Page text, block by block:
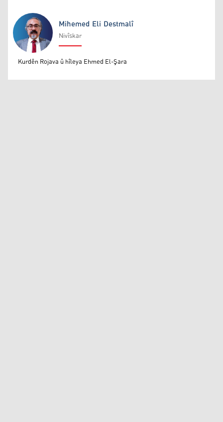
Mihemed Eli Destmalî
Mihemed Eli Destmalî
Nivîskar
Kurdên Rojava û hîleya Ehmed El-Şara